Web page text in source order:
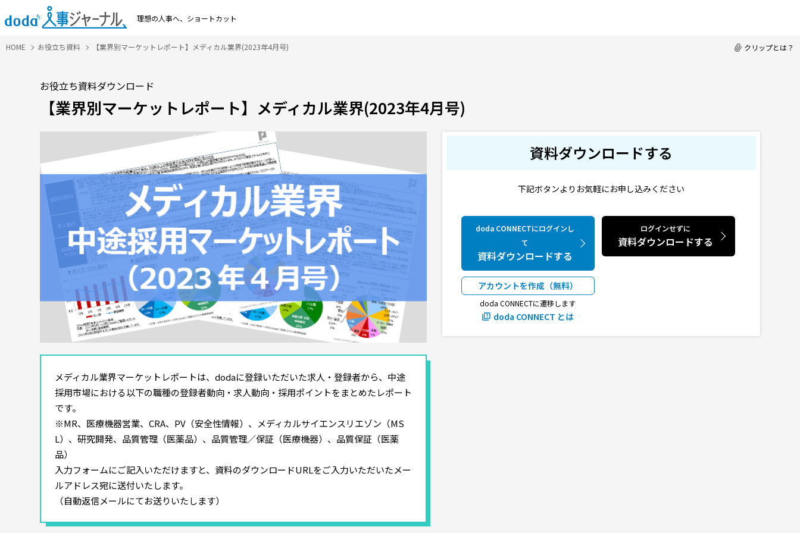
理想の人事へ、 ショートカット
クリップとは？
HOME お役立ち資料 【業界別マーケットレポート】メディカル業界(2023年4月号)
お役立ち資料ダウンロード
【業界別マーケットレポート】メディカル業界(2023年4月号)
メディカル業界マーケットレポートは、dodaに登録いただいた求人・登録者から、中途
採用市場における以下の職種の登録者動向・求人動向・採用ポイントをまとめたレポート
です。
※MR、医療機器営業、CRA、PV（安全性情報）、メディカルサイエンスリエゾン（MS
L）、研究開発、品質管理（医薬品）、品質管理／保証（医療機器）、品質保証（医薬
品）
入力フォームにご記入いただけますと、資料のダウンロードURLをご入力いただいたメー
ルアドレス宛に送付いたします。
（自動返信メールにてお送りいたします）
資料ダウンロードする
下記ボタンよりお気軽にお申し込みください
ログインせずに
資料ダウンロードする
doda CONNECTにログインし
て
資料ダウンロードする
アカウントを作成（無料）
doda CONNECTに遷移します
doda CONNECT とは